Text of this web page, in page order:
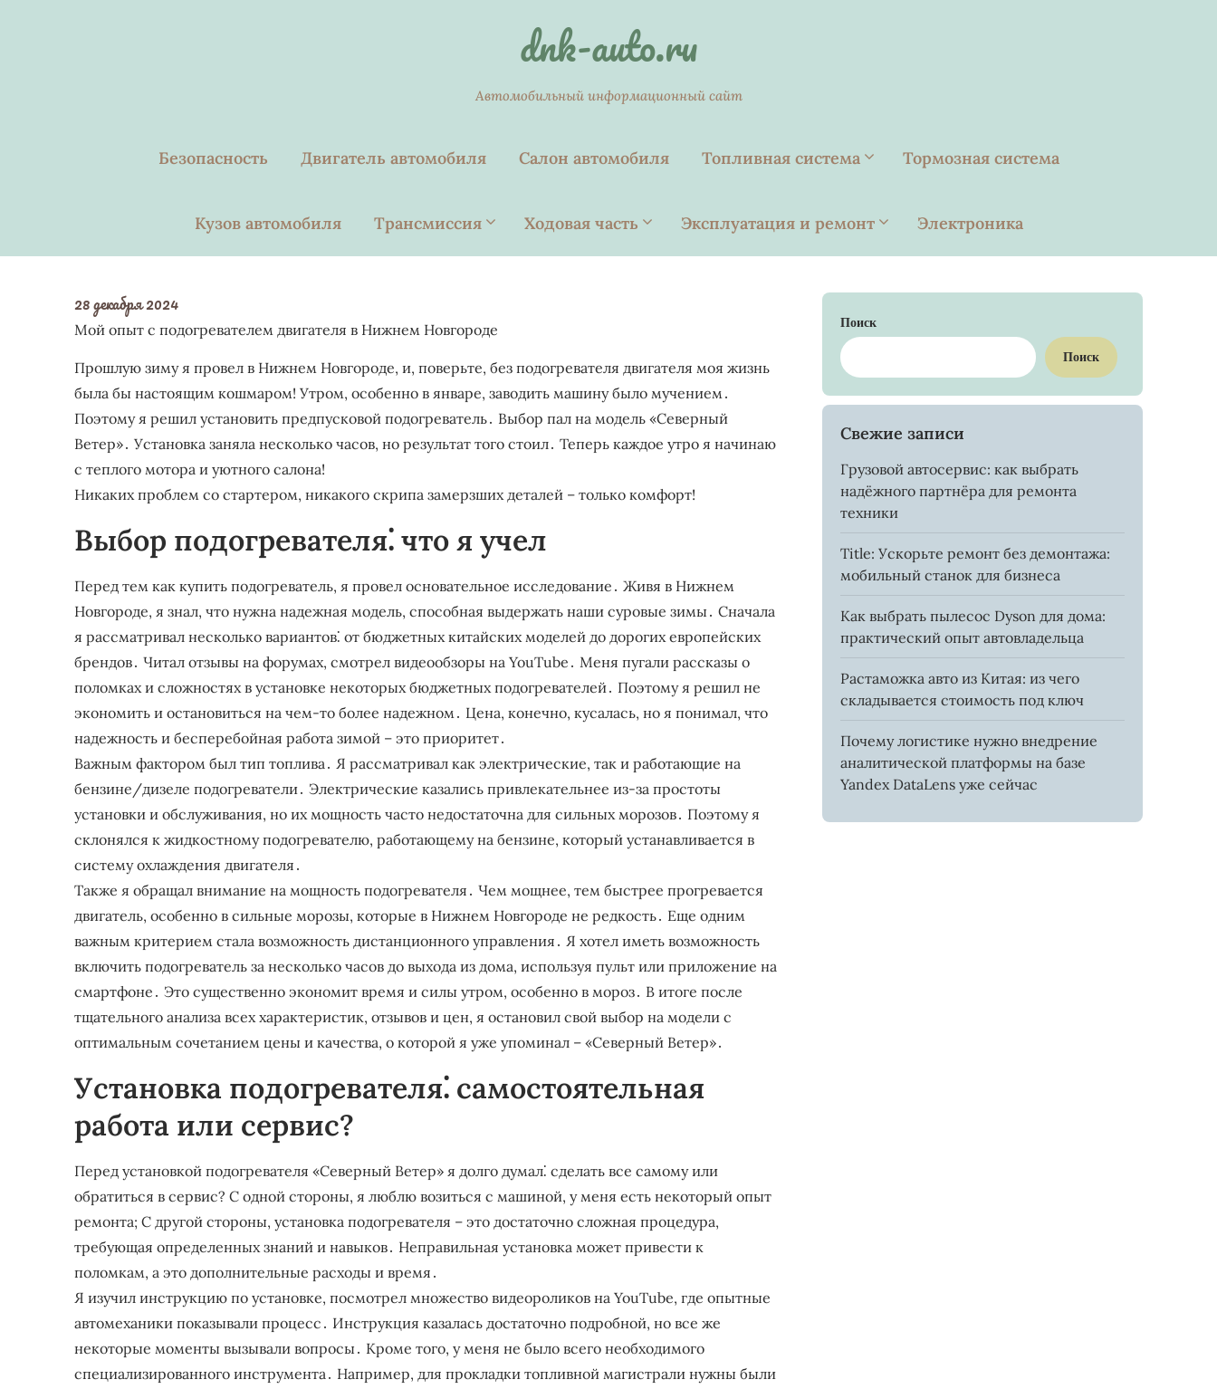
dnk-auto.ru
Автомобильный информационный сайт
Безопасность Двигатель автомобиля Салон автомобиля Топливная система Тормозная система
Кузов автомобиля Трансмиссия Ходовая часть Эксплуатация и ремонт Электроника
28 декабря 2024
Мой опыт с подогревателем двигателя в Нижнем Новгороде
Прошлую зиму я провел в Нижнем Новгороде, и, поверьте, без подогревателя двигателя моя жизнь
была бы настоящим кошмаром! Утром, особенно в январе, заводить машину было мучением․
Поэтому я решил установить предпусковой подогреватель․ Выбор пал на модель «Северный
Ветер»․ Установка заняла несколько часов, но результат того стоил․ Теперь каждое утро я начинаю
с теплого мотора и уютного салона!
Никаких проблем со стартером, никакого скрипа замерзших деталей – только комфорт!
Выбор подогревателя⁚ что я учел
Перед тем как купить подогреватель, я провел основательное исследование․ Живя в Нижнем
Новгороде, я знал, что нужна надежная модель, способная выдержать наши суровые зимы․ Сначала
я рассматривал несколько вариантов⁚ от бюджетных китайских моделей до дорогих европейских
брендов․ Читал отзывы на форумах, смотрел видеообзоры на YouTube․ Меня пугали рассказы о
поломках и сложностях в установке некоторых бюджетных подогревателей․ Поэтому я решил не
экономить и остановиться на чем-то более надежном․ Цена, конечно, кусалась, но я понимал, что
надежность и бесперебойная работа зимой – это приоритет․
Важным фактором был тип топлива․ Я рассматривал как электрические, так и работающие на
бензине/дизеле подогреватели․ Электрические казались привлекательнее из-за простоты
установки и обслуживания, но их мощность часто недостаточна для сильных морозов․ Поэтому я
склонялся к жидкостному подогревателю, работающему на бензине, который устанавливается в
систему охлаждения двигателя․
Также я обращал внимание на мощность подогревателя․ Чем мощнее, тем быстрее прогревается
двигатель, особенно в сильные морозы, которые в Нижнем Новгороде не редкость․ Еще одним
важным критерием стала возможность дистанционного управления․ Я хотел иметь возможность
включить подогреватель за несколько часов до выхода из дома, используя пульт или приложение на
смартфоне․ Это существенно экономит время и силы утром, особенно в мороз․ В итоге после
тщательного анализа всех характеристик, отзывов и цен, я остановил свой выбор на модели с
оптимальным сочетанием цены и качества, о которой я уже упоминал – «Северный Ветер»․
Установка подогревателя⁚ самостоятельная
работа или сервис?
Перед установкой подогревателя «Северный Ветер» я долго думал⁚ сделать все самому или
обратиться в сервис? С одной стороны, я люблю возиться с машиной, у меня есть некоторый опыт
ремонта; С другой стороны, установка подогревателя – это достаточно сложная процедура,
требующая определенных знаний и навыков․ Неправильная установка может привести к
поломкам, а это дополнительные расходы и время․
Я изучил инструкцию по установке, посмотрел множество видеороликов на YouTube, где опытные
автомеханики показывали процесс․ Инструкция казалась достаточно подробной, но все же
некоторые моменты вызывали вопросы․ Кроме того, у меня не было всего необходимого
специализированного инструмента․ Например, для прокладки топливной магистрали нужны были
Поиск
Поиск
Свежие записи
Грузовой автосервис: как выбрать
надёжного партнёра для ремонта
техники
Title: Ускорьте ремонт без демонтажа:
мобильный станок для бизнеса
Как выбрать пылесос Dyson для дома:
практический опыт автовладельца
Растаможка авто из Китая: из чего
складывается стоимость под ключ
Почему логистике нужно внедрение
аналитической платформы на базе
Yandex DataLens уже сейчас